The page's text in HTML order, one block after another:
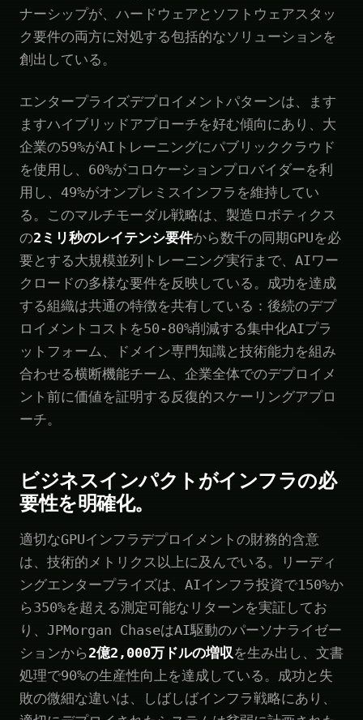
ナーシップが、ハードウェアとソフトウェアスタッ
ク要件の両方に対処する包括的なソリューションを
創出している。
エンタープライズデプロイメントパターンは、ます
ますハイブリッドアプローチを好む傾向にあり、大
企業の59%がAIトレーニングにパブリッククラウド
を使用し、60%がコロケーションプロバイダーを利
用し、49%がオンプレミスインフラを維持してい
る。このマルチモーダル戦略は、製造ロボティクス
の2ミリ秒のレイテンシ要件から数千の同期GPUを必
要とする大規模並列トレーニング実行まで、AIワー
クロードの多様な要件を反映している。成功を達成
する組織は共通の特徴を共有している：後続のデプ
ロイメントコストを50-80%削減する集中化AIプラ
ットフォーム、ドメイン専門知識と技術能力を組み
合わせる横断機能チーム、企業全体でのデプロイメ
ント前に価値を証明する反復的スケーリングアプロ
ーチ。
ビジネスインパクトがインフラの必
要性を明確化。
適切なGPUインフラデプロイメントの財務的含意
は、技術的メトリクス以上に及んでいる。リーディ
ングエンタープライズは、AIインフラ投資で150%か
ら350%を超える測定可能なリターンを実証してお
り、JPMorgan ChaseはAI駆動のパーソナライゼー
ションから2億2,000万ドルの増収を生み出し、文書
処理で90%の生産性向上を達成している。成功と失
敗の微細な違いは、しばしばインフラ戦略にあり、